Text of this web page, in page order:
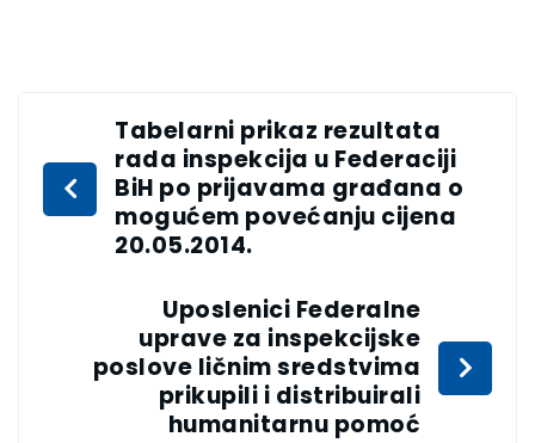
Tabelarni prikaz rezultata
rada inspekcija u Federaciji
BiH po prijavama građana o
mogućem povećanju cijena
20.05.2014.
Uposlenici Federalne
uprave za inspekcijske
poslove ličnim sredstvima
prikupili i distribuirali
humanitarnu pomoć